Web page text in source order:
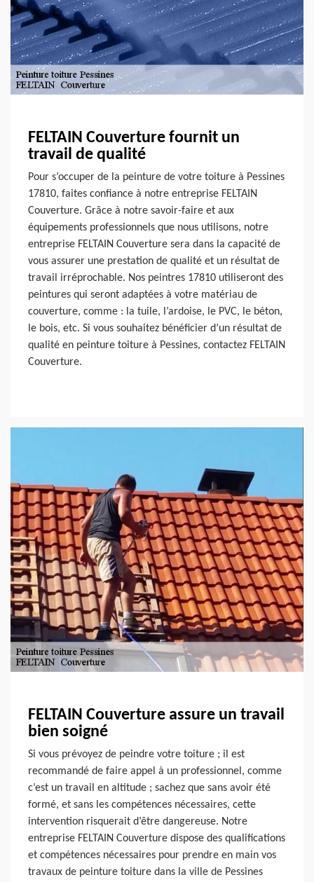
FELTAIN Couverture fournit un
travail de qualité
Pour s’occuper de la peinture de votre toiture à Pessines
17810, faites confiance à notre entreprise FELTAIN
Couverture. Grâce à notre savoir-faire et aux
équipements professionnels que nous utilisons, notre
entreprise FELTAIN Couverture sera dans la capacité de
vous assurer une prestation de qualité et un résultat de
travail irréprochable. Nos peintres 17810 utiliseront des
peintures qui seront adaptées à votre matériau de
couverture, comme : la tuile, l’ardoise, le PVC, le béton,
le bois, etc. Si vous souhaitez bénéficier d’un résultat de
qualité en peinture toiture à Pessines, contactez FELTAIN
Couverture.
FELTAIN Couverture assure un travail
bien soigné
Si vous prévoyez de peindre votre toiture ; il est
recommandé de faire appel à un professionnel, comme
c’est un travail en altitude ; sachez que sans avoir été
formé, et sans les compétences nécessaires, cette
intervention risquerait d’être dangereuse. Notre
entreprise FELTAIN Couverture dispose des qualifications
et compétences nécessaires pour prendre en main vos
travaux de peinture toiture dans la ville de Pessines